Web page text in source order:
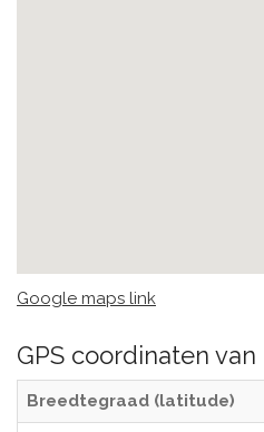
Google maps link
GPS coordinaten van
Breedtegraad (latitude)